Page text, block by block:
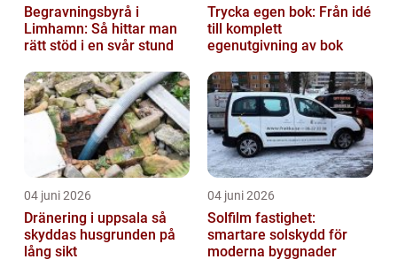
Begravningsbyrå i
Limhamn: Så hittar man
rätt stöd i en svår stund
Trycka egen bok: Från idé
till komplett
egenutgivning av bok
04 juni 2026
Dränering i uppsala så
skyddas husgrunden på
lång sikt
04 juni 2026
Solfilm fastighet:
smartare solskydd för
moderna byggnader